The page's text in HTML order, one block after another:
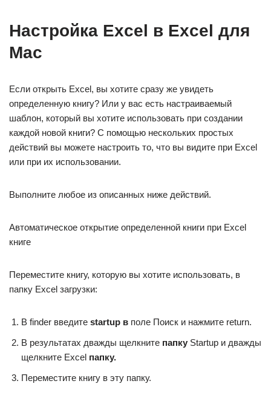
Настройка Excel в Excel для
Mac
Если открыть Excel, вы хотите сразу же увидеть
определенную книгу? Или у вас есть настраиваемый
шаблон, который вы хотите использовать при создании
каждой новой книги? С помощью нескольких простых
действий вы можете настроить то, что вы видите при Excel
или при их использовании.
Выполните любое из описанных ниже действий.
Автоматическое открытие определенной книги при Excel
книге
Переместите книгу, которую вы хотите использовать, в
папку Excel загрузки:
В finder введите startup в поле Поиск и нажмите return.
В результатах дважды щелкните папку Startup и дважды
щелкните Excel папку.
Переместите книгу в эту папку.